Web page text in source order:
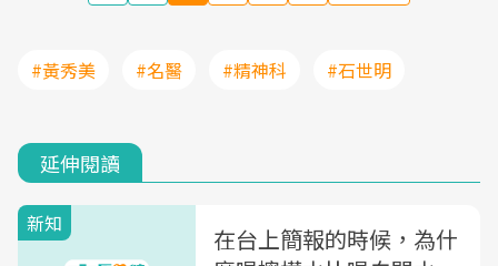
#黃秀美 #名醫 #精神科 #石世明
延伸閱讀
新知
在台上簡報的時候，為什